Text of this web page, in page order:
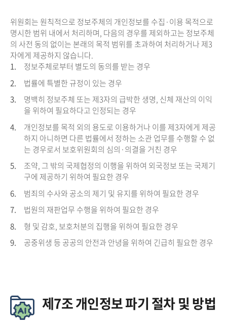
위원회는 원칙적으로 정보주체의 개인정보를 수집·이용 목적으로
명시한 범위 내에서 처리하며, 다음의 경우를 제외하고는 정보주체
의 사전 동의 없이는 본래의 목적 범위를 초과하여 처리하거나 제3
자에게 제공하지 않습니다.
1.
정보주체로부터 별도의 동의를 받는 경우
2.
법률에 특별한 규정이 있는 경우
3.
명백히 정보주체 또는 제3자의 급박한 생명, 신체 재산의 이익
을 위하여 필요하다고 인정되는 경우
4.
개인정보를 목적 외의 용도로 이용하거나 이를 제3자에게 제공
하지 아니하면 다른 법률에서 정하는 소관 업무를 수행할 수 없
는 경우로서 보호위원회의 심의·의결을 거친 경우
5.
조약, 그 밖의 국제협정의 이행을 위하여 외국정보 또는 국제기
구에 제공하기 위하여 필요한 경우
6.
범죄의 수사와 공소의 제기 및 유지를 위하여 필요한 경우
7.
법원의 재판업무 수행을 위하여 필요한 경우
8.
형 및 감호, 보호처분의 집행을 위하여 필요한 경우
9.
공중위생 등 공공의 안전과 안녕을 위하여 긴급히 필요한 경우
제7조 개인정보 파기 절차 및 방법